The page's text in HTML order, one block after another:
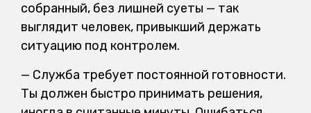
собранный, без лишней суеты — так
выглядит человек, привыкший держать
ситуацию под контролем.
— Служба требует постоянной готовности.
Ты должен быстро принимать решения,